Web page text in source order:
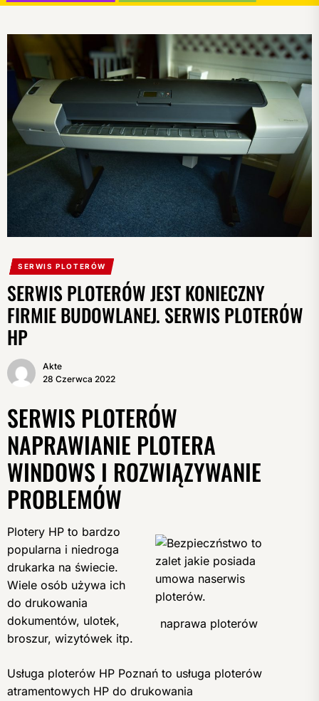
SERWIS PLOTERÓW
SERWIS PLOTERÓW JEST KONIECZNY
FIRMIE BUDOWLANEJ. SERWIS PLOTERÓW
HP
Akte
28 Czerwca 2022
SERWIS PLOTERÓW
NAPRAWIANIE PLOTERA
WINDOWS I ROZWIĄZYWANIE
PROBLEMÓW
naprawa ploterów
Plotery HP to bardzo
popularna i niedroga
drukarka na świecie.
Wiele osób używa ich
do drukowania
dokumentów, ulotek,
broszur, wizytówek itp.
Usługa ploterów HP Poznań to usługa ploterów
atramentowych HP do drukowania